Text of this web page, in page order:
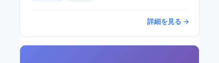
詳細を見る →